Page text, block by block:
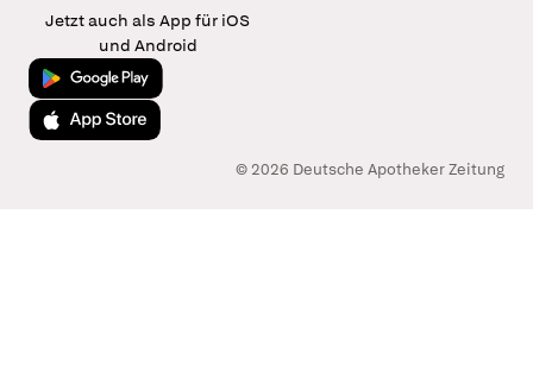
Jetzt auch als App für iOS
und Android
Jetzt bei Google Play
Laden im App Store
© 2026 Deutsche Apotheker Zeitung